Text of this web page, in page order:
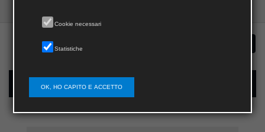
Registrazione nuovo utente per acquisti sul sito
Cookie necessari
Statistiche
OK, HO CAPITO E ACCETTO